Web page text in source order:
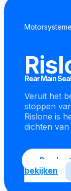
Rear Main
Veruit het
stoppen
Rislone is
dichten van
bekijken